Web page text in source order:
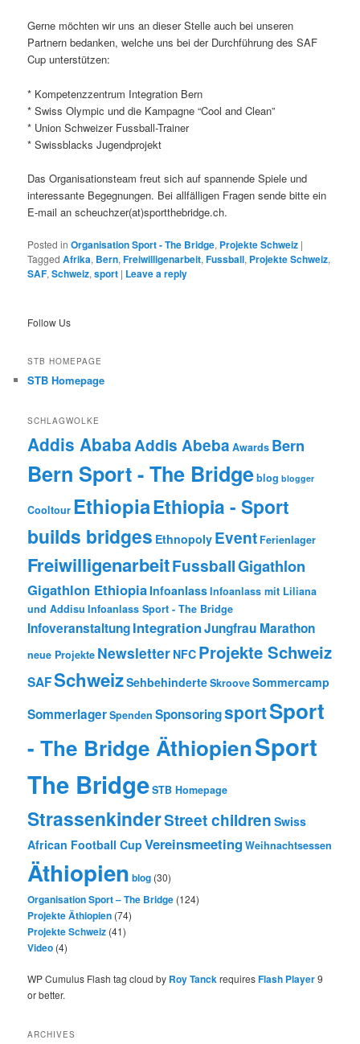
Gerne möchten wir uns an dieser Stelle auch bei unseren
Partnern bedanken, welche uns bei der Durchführung des SAF
Cup unterstützen:
* Kompetenzzentrum Integration Bern
* Swiss Olympic und die Kampagne “Cool and Clean”
* Union Schweizer Fussball-Trainer
* Swissblacks Jugendprojekt
Das Organisationsteam freut sich auf spannende Spiele und
interessante Begegnungen. Bei allfälligen Fragen sende bitte ein
E-mail an scheuchzer(at)sportthebridge.ch.
Posted in Organisation Sport - The Bridge, Projekte Schweiz |
Tagged Afrika, Bern,Freiwilligenarbeit,Fussball, Projekte Schweiz,
SAF,Schweiz,sport | Leave a reply
Follow Us
STB HOMEPAGE
STB Homepage
SCHLAGWOLKE
Addis AbabaAddis Abeba Awards Bern
Bern Sport - The Bridgeblog blogger
Cooltour EthiopiaEthiopia - Sport
builds bridges Ethnopoly Event Ferienlager
FreiwilligenarbeitFussballGigathlon
Gigathlon EthiopiaInfoanlassInfoanlass mit Liliana
und Addisu Infoanlass Sport - The Bridge
InfoveranstaltungIntegrationJungfrau Marathon
neue Projekte Newsletter NFC Projekte Schweiz
SAFSchweizSehbehinderteSkrooveSommercamp
SommerlagerSpenden SponsoringsportSport
- The Bridge ÄthiopienSport
The BridgeSTB Homepage
StrassenkinderStreet children Swiss
African Football Cup Vereinsmeeting Weihnachtsessen
Äthiopien blog (30)
Organisation Sport – The Bridge (124)
Projekte Äthiopien (74)
Projekte Schweiz (41)
Video (4)
WP Cumulus Flash tag cloud by Roy TanckrequiresFlash Player9
or better.
ARCHIVES